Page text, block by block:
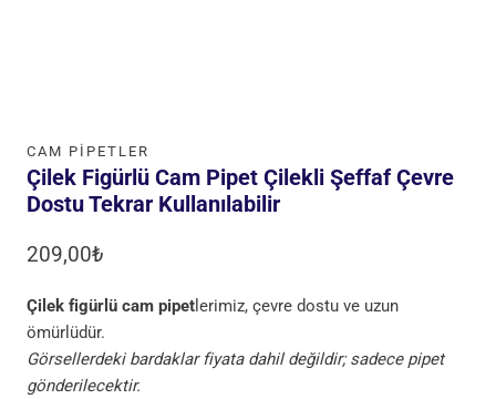
CAM PIPETLER
Çilek Figürlü Cam Pipet Çilekli Şeffaf Çevre
Dostu Tekrar Kullanılabilir
209,00₺
Çilek figürlü cam pipet lerimiz, çevre dostu ve uzun
ömürlüdür.
Görsellerdeki bardaklar fiyata dahil değildir; sadece pipet
gönderilecektir.